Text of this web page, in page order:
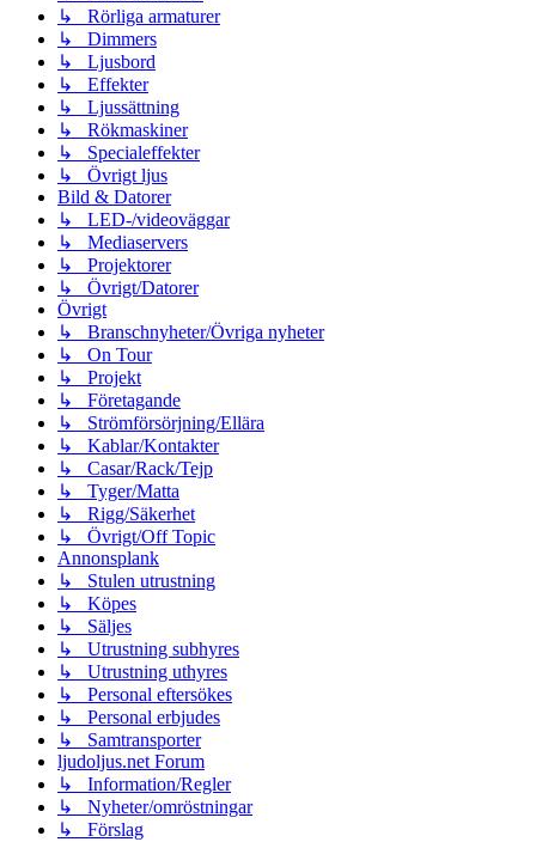
↳ Rörliga armaturer
↳ Dimmers
↳ Ljusbord
↳ Effekter
↳ Ljussättning
↳ Rökmaskiner
↳ Specialeffekter
↳ Övrigt ljus
Bild & Datorer
↳ LED-/videoväggar
↳ Mediaservers
↳ Projektorer
↳ Övrigt/Datorer
Övrigt
↳ Branschnyheter/Övriga nyheter
↳ On Tour
↳ Projekt
↳ Företagande
↳ Strömförsörjning/Ellära
↳ Kablar/Kontakter
↳ Casar/Rack/Tejp
↳ Tyger/Matta
↳ Rigg/Säkerhet
↳ Övrigt/Off Topic
Annonsplank
↳ Stulen utrustning
↳ Köpes
↳ Säljes
↳ Utrustning subhyres
↳ Utrustning uthyres
↳ Personal eftersökes
↳ Personal erbjudes
↳ Samtransporter
ljudoljus.net Forum
↳ Information/Regler
↳ Nyheter/omröstningar
↳ Förslag